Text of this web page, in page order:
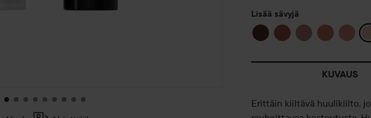
Lisää sävyjä
KUVAUS
Erittäin kiiltävä huulikiilto,